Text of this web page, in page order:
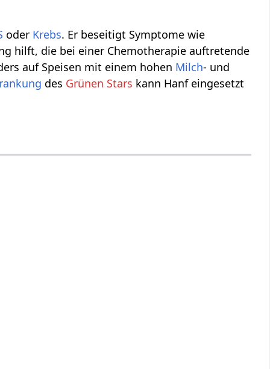
oder Krebs. Er beseitigt Symptome wie
hilft, die bei einer Chemotherapie auftretende
auf Speisen mit einem hohen Milch- und
des Grünen Stars kann Hanf eingesetzt